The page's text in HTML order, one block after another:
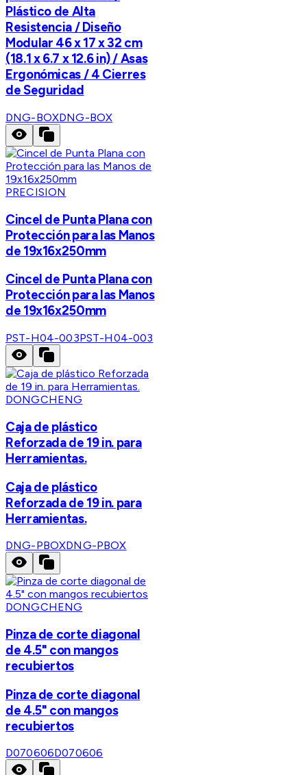
Plástico de Alta
Resistencia / Diseño
Modular 46 x 17 x 32 cm
(18.1 x 6.7 x 12.6 in) / Asas
Ergonómicas / 4 Cierres
de Seguridad
DNG-BOXDNG-BOX
PRECISION
Cincel de Punta Plana con
Protección para las Manos
de 19x16x250mm
Cincel de Punta Plana con
Protección para las Manos
de 19x16x250mm
PST-H04-003PST-H04-003
DONGCHENG
Caja de plástico
Reforzada de 19 in. para
Herramientas.
Caja de plástico
Reforzada de 19 in. para
Herramientas.
DNG-PBOXDNG-PBOX
DONGCHENG
Pinza de corte diagonal
de 4.5" con mangos
recubiertos
Pinza de corte diagonal
de 4.5" con mangos
recubiertos
D070606D070606